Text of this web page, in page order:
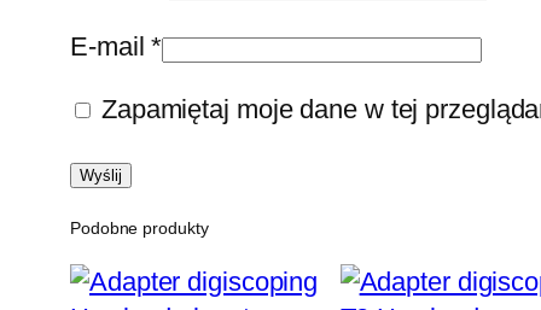
E-mail*
Zapamiętaj moje dane w tej
Podobne produkty